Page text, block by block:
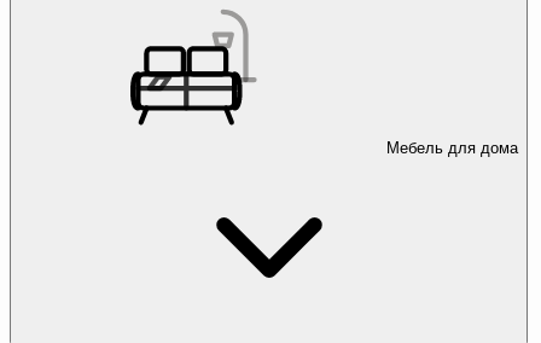
Мебель для дома